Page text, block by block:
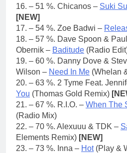
16. – 51 %. Chicanos – Suki
[NEW]
17. – 54 %. Zoe Badwi –
18. – 57 %. Dave Spoon &
Obernik – Baditude (Radio
19. – 60 %. Danny Dove &
Wilson – Need In Me (Whelan
20. – 63 %. 2 Tyme Feat.
You (Thomas Gold Remix)
21. – 67 %. R.I.O. – When The
(Radio Mix)
22. – 70 %. Alexuuu & TDK –
Elements Remix) [NEW]
23. – 73 %. Inna – Hot(Play &